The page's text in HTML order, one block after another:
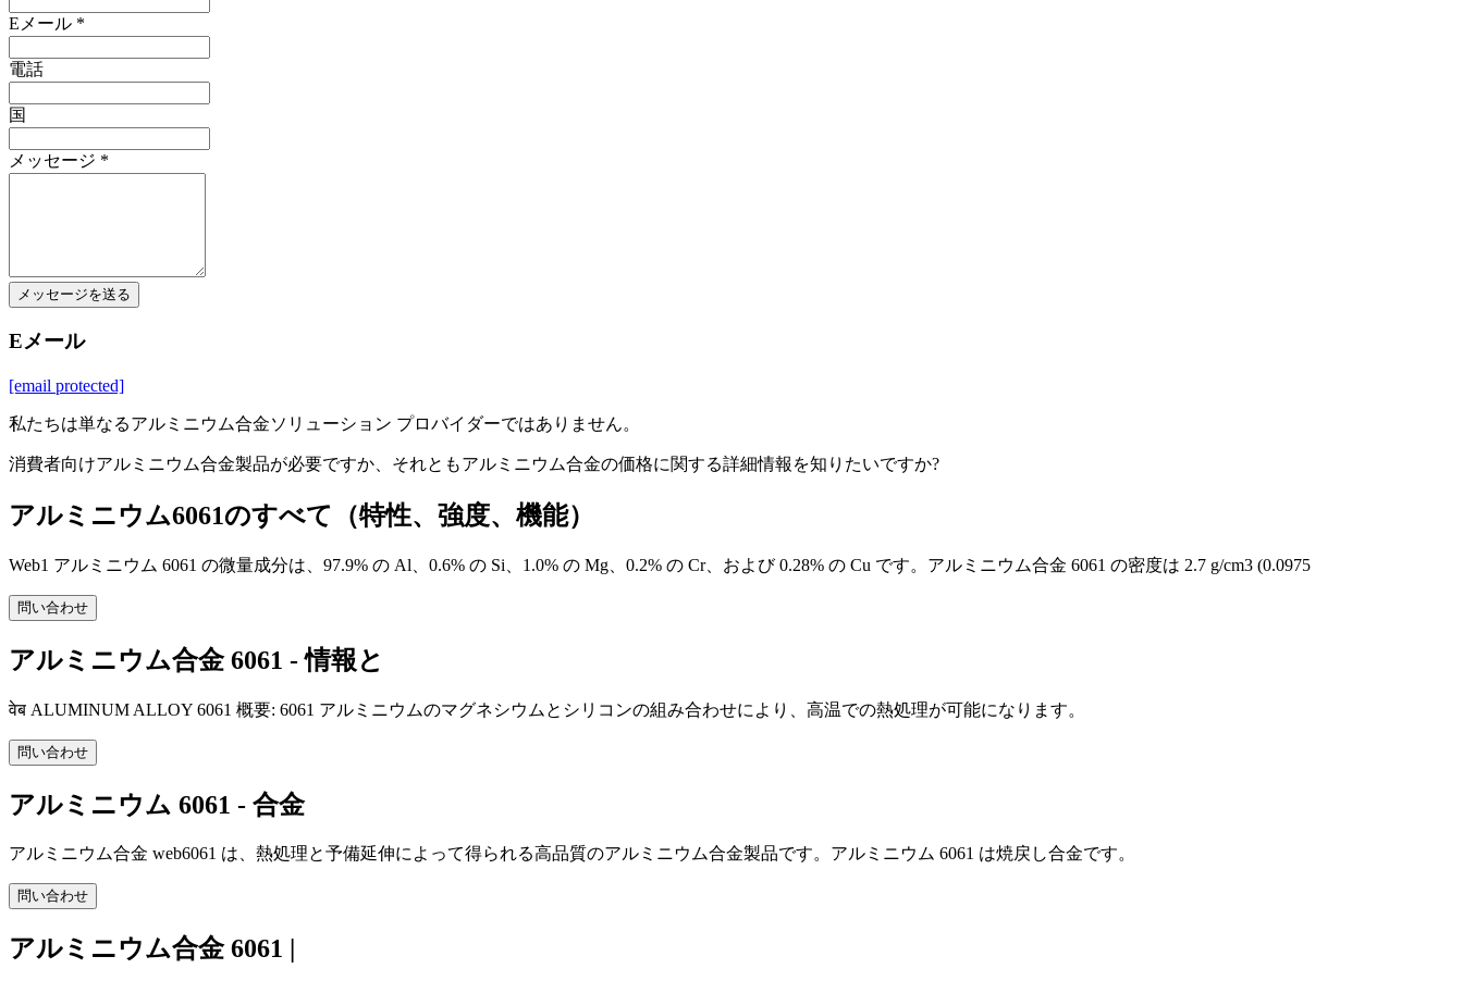
Eメール *
電話
国
メッセージ *
メッセージを送る
Eメール
[email protected]
私たちは単なるアルミニウム合金ソリューション プロバイダーではありません。
消費者向けアルミニウム合金製品が必要ですか、それともアルミニウム合金の価格に関する詳細情報を知りたいですか?
アルミニウム6061のすべて（特性、強度、機能）
Web1 アルミニウム 6061 の微量成分は、97.9% の Al、0.6% の Si、1.0% の Mg、0.2% の Cr、および 0.28% の Cu です。アルミニウム合金 6061 の密度は 2.7 g/cm3 (0.0975
問い合わせ
アルミニウム合金 6061 - 情報と
वेब ALUMINUM ALLOY 6061 概要: 6061 アルミニウムのマグネシウムとシリコンの組み合わせにより、高温での熱処理が可能になります。
問い合わせ
アルミニウム 6061 - 合金
アルミニウム合金 web6061 は、熱処理と予備延伸によって得られる高品質のアルミニウム合金製品です。アルミニウム 6061 は焼戻し合金です。
問い合わせ
アルミニウム合金 6061 |